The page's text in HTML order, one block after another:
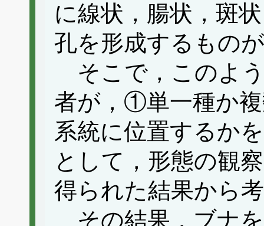
に線状，腸状，斑
孔を形成するもの
そこで，このよ
者が，①単一種か
系統に位置するか
として，形態の観
得られた結果から
その結果，ブナ